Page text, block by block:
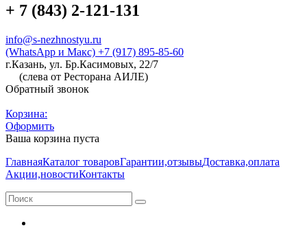
+ 7 (843) 2-121-131
info@s-nezhnostyu.ru
(WhatsApp и Макс) +7 (917) 895-85-60
г.Казань, ул. Бр.Касимовых, 22/7
(слева от Ресторана АИЛЕ)
Обратный звонок
Корзина:
Оформить
Ваша корзина пуста
ГлавнаяКаталог товаровГарантии,отзывыДоставка,оплата
Акции,новостиКонтакты